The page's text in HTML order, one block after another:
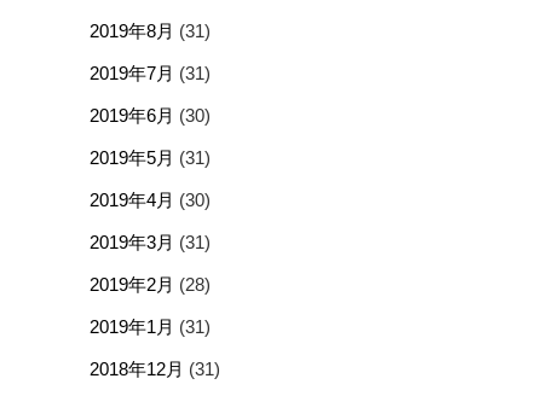
2019年8月 (31)
2019年7月 (31)
2019年6月 (30)
2019年5月 (31)
2019年4月 (30)
2019年3月 (31)
2019年2月 (28)
2019年1月 (31)
2018年12月 (31)